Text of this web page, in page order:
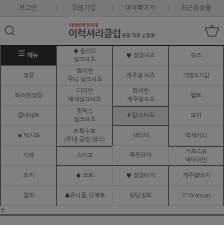
로그인 회원가입 마이페이지 최근본상품
메뉴
♠ 솔리드
실크셔츠
♥ 정장셔츠 슈즈
정장
화려한
무늬 실크셔츠
캐주얼 셔츠 가방&지갑
화려한정장
디자인
배색실크셔츠
화려한
캐주얼셔츠
벨트
콤비세트
핫픽스
실크셔츠
# 망사셔츠 모자
★ 턱시도
♬ 특수복
(무대.공연,댄스)
넥타이 액세서리
자켓 스카프 루프타이
커프스&
넥타이핀
조끼 ♠ 코트 ♥ 정장바지 캐주얼바지
점퍼 ♣유니폼,단체복 원단정보 ♡ Woman
ㅌ